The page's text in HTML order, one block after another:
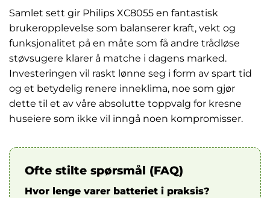
Samlet sett gir Philips XC8055 en fantastisk
brukeropplevelse som balanserer kraft, vekt og
funksjonalitet på en måte som få andre trådløse
støvsugere klarer å matche i dagens marked.
Investeringen vil raskt lønne seg i form av spart tid
og et betydelig renere inneklima, noe som gjør
dette til et av våre absolutte toppvalg for kresne
huseiere som ikke vil inngå noen kompromisser.
Ofte stilte spørsmål (FAQ)
Hvor lenge varer batteriet i praksis?